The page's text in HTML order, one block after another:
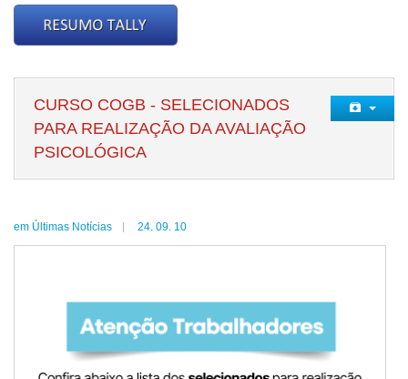
CURSO COGB - SELECIONADOS
PARA REALIZAÇÃO DA AVALIAÇÃO
PSICOLÓGICA
em Últimas Notícias 24. 09. 10